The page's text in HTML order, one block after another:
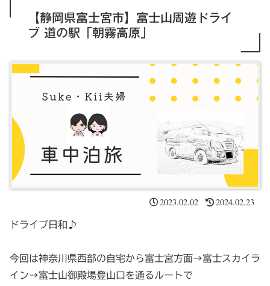
【静岡県富士宮市】富士山周遊ドライ
ブ 道の駅「朝霧高原」
2023.02.02 2024.02.23
ドライブ日和♪
今回は神奈川県西部の自宅から富士宮方面→富士スカイラ
イン→富士山御殿場登山口を通るルートで